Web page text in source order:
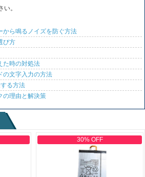
い。
から鳴るノイズを防ぐ方法
び方
た時の対処法
の文字入力の方法
る方法
の理由と解決策
30% OFF